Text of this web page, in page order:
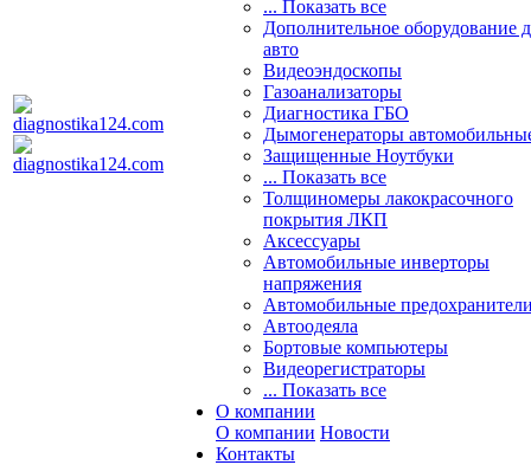
... Показать все
Дополнительное оборудование
авто
Видеоэндоскопы
Газоанализаторы
Диагностика ГБО
Дымогенераторы
Защищенные Ноутбуки
... Показать все
Толщиномеры лакокрасочного
покрытия ЛКП
Аксессуары
Автомобильные инверторы
напряжения
Автомобильные
Автоодеяла
Бортовые компьютеры
Видеорегистраторы
... Показать все
О компании
О компании Новости
Контакты